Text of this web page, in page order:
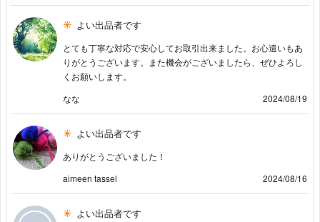
よい出品者です
とても丁寧な対応で安心してお取引出来ました。お心遣いもあ
りがとうございます。また機会がございましたら、ぜひよろし
くお願いします。
なな
2024/08/19
よい出品者です
ありがとうございました！
aimeen tassel
2024/08/16
よい出品者です